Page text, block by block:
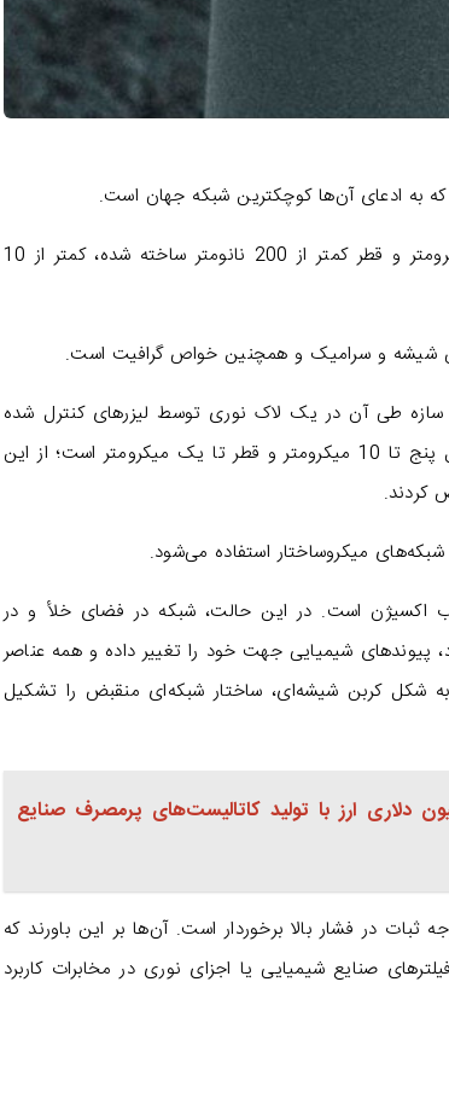
به ادعای آن‌ها کوچکترین شبکه جهان است.
این شبکه سه‌بعدی که با پایه‌ها و بند‌هایی با طول کمتر از 10 میکرومتر و قطر کمتر از 200 نانومتر ساخته شده، کمتر از 10
شیشه و سرامیک و همچنین خواص گرافیت است.
سازه طی آن در یک لاک نوری توسط لیزرهای کنترل شده
رایانه‌ای، سفت می‌شود. این فرآیند محدود به تولید پایه‌هایی با طول پنج تا 10 میکرومتر و قطر تا یک میکرومتر است؛ از این
کردند.
میکروساختار استفاده می‌شود.
اکسیژن است. در این حالت، شبکه در فضای خلأ و در
باعث می‌شود، پیوندهای شیمیایی جهت خود را تغییر داده و همه عناصر
شکل کربن شیشه‌ای، ساختار شبکه‌ای منقبض را تشکیل
از خروج 22 میلیون دلاری ارز با تولید کاتالیست‌های پرمصرف صنایع
در فشار بالا برخوردار است. آن‌ها بر این باورند که
صنایع شیمیایی یا اجزای نوری در مخابرات کاربرد